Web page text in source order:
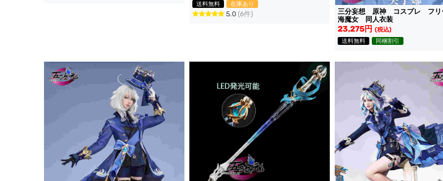
送料無料
在庫あり
5.0 (6件)
三分妄想 原神 コスプレ フ
海魔女 同人衣装
23,275円 (税込)
送料無料
同梱割引